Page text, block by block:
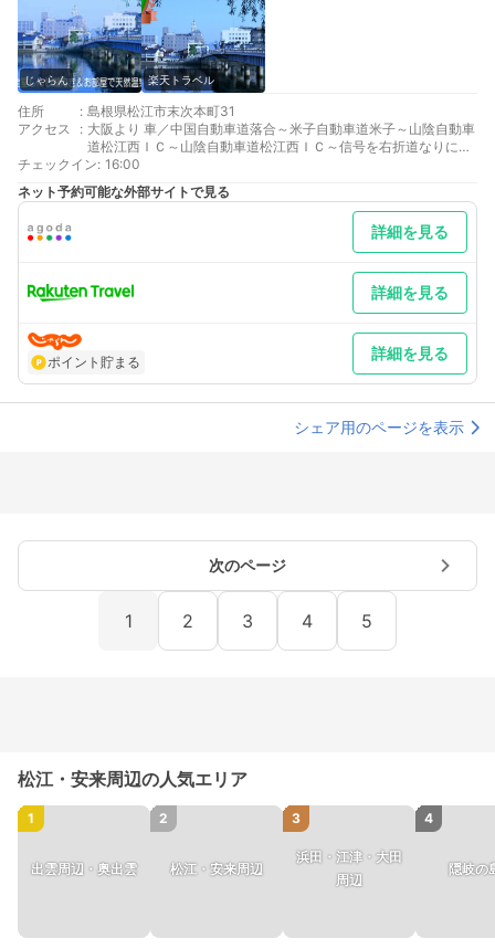
じゃらん 楽天トラベル
住所 : 島根県松江市末次本町31
アクセス
: 大阪より 車／中国自動車道落合～米子自動車道米子～山陰自動車
道松江西ＩＣ～山陰自動車道松江西ＩＣ～信号を右折道なりに宍
道湖沿に松江市街へ松江大橋北詰迄約10分 車以外／JR松江駅
バス乗場３番行先３１番で大橋北詰下車徒歩５０ｍバック
東京より 車／中国自動車道落合～米子自動車道米子～山陰自動車
道松江西ＩＣ～山陰自動車道松江西ＩＣ～信号を右折道なりに宍
道湖沿に松江市街へ松江大橋北詰迄約10分 車以外／JR松江駅バ
ス乗場３番行先３１番で大橋北詰下車徒歩５０ｍバック
最寄り駅２ 松江
補足 車／駐車場は６０台先着順で１６：００～翌朝１０：００ま
中出庫は別途料金ご負担となります。（連泊も同様）Ｐ料はチェ
ックイン時にフロントで現金支払下さい。
チェックイン: 16:00
ネット予約可能な外部サイトで見る
詳細を見る
詳細を見る
ポイント貯まる 詳細を見る
シェア用のページを表示
次のページ
1 2 3 4 5
松江・安来周辺の人気エリア
1
出雲周辺・奥出雲
2
松江・安来周辺
3
浜田・江津・大田
周辺
4
隠岐の